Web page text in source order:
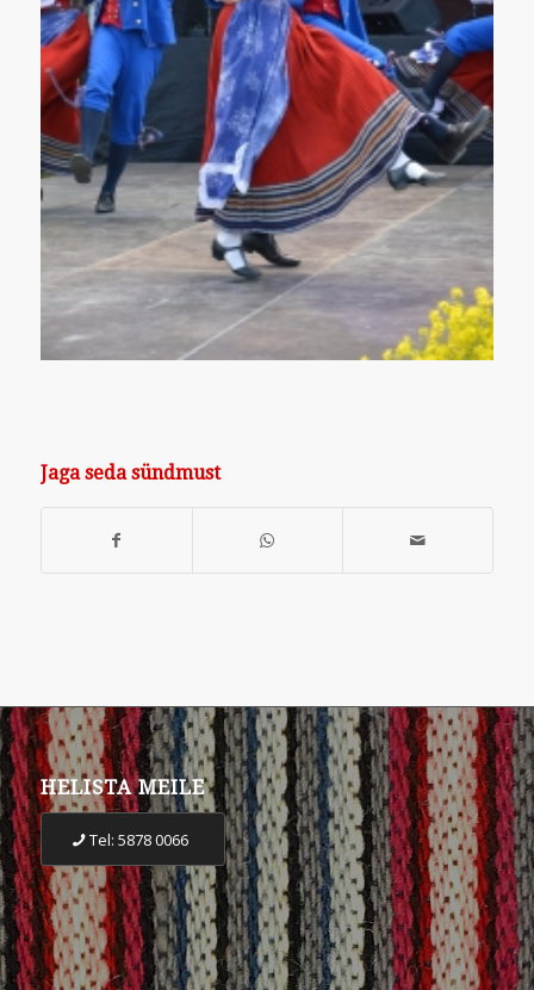
Jaga seda sündmust
HELISTA MEILE
Tel: 5878 0066